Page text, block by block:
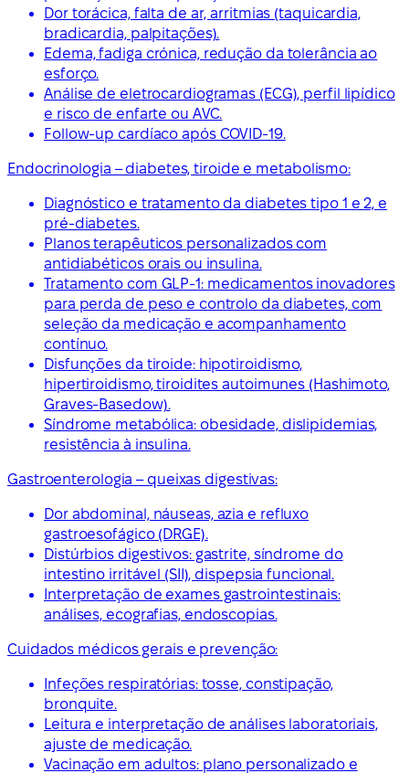
Dor torácica, falta de ar, arritmias (taquicardia,
bradicardia, palpitações).
Edema, fadiga crónica, redução da tolerância ao
esforço.
Análise de eletrocardiogramas (ECG), perfil lipídico
e risco de enfarte ou AVC.
Follow-up cardíaco após COVID-19.
Endocrinologia – diabetes, tiroide e metabolismo:
Diagnóstico e tratamento da diabetes tipo 1 e 2, e
pré-diabetes.
Planos terapêuticos personalizados com
antidiabéticos orais ou insulina.
Tratamento com GLP-1: medicamentos inovadores
para perda de peso e controlo da diabetes, com
seleção da medicação e acompanhamento
contínuo.
Disfunções da tiroide: hipotiroidismo,
hipertiroidismo, tiroidites autoimunes (Hashimoto,
Graves-Basedow).
Síndrome metabólica: obesidade, dislipidemias,
resistência à insulina.
Gastroenterologia – queixas digestivas:
Dor abdominal, náuseas, azia e refluxo
gastroesofágico (DRGE).
Distúrbios digestivos: gastrite, síndrome do
intestino irritável (SII), dispepsia funcional.
Interpretação de exames gastrointestinais:
análises, ecografias, endoscopias.
Cuidados médicos gerais e prevenção:
Infeções respiratórias: tosse, constipação,
bronquite.
Leitura e interpretação de análises laboratoriais,
ajuste de medicação.
Vacinação em adultos: plano personalizado e